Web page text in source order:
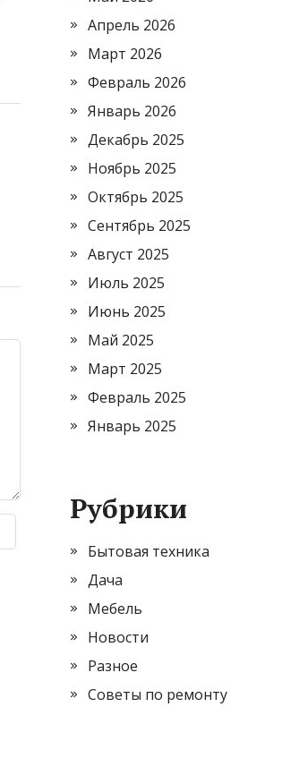
Апрель 2026
Март 2026
Февраль 2026
Январь 2026
Декабрь 2025
Ноябрь 2025
Октябрь 2025
Сентябрь 2025
Август 2025
Июль 2025
Июнь 2025
Май 2025
Март 2025
Февраль 2025
Январь 2025
Рубрики
Бытовая техника
Дача
Мебель
Новости
Разное
Советы по ремонту